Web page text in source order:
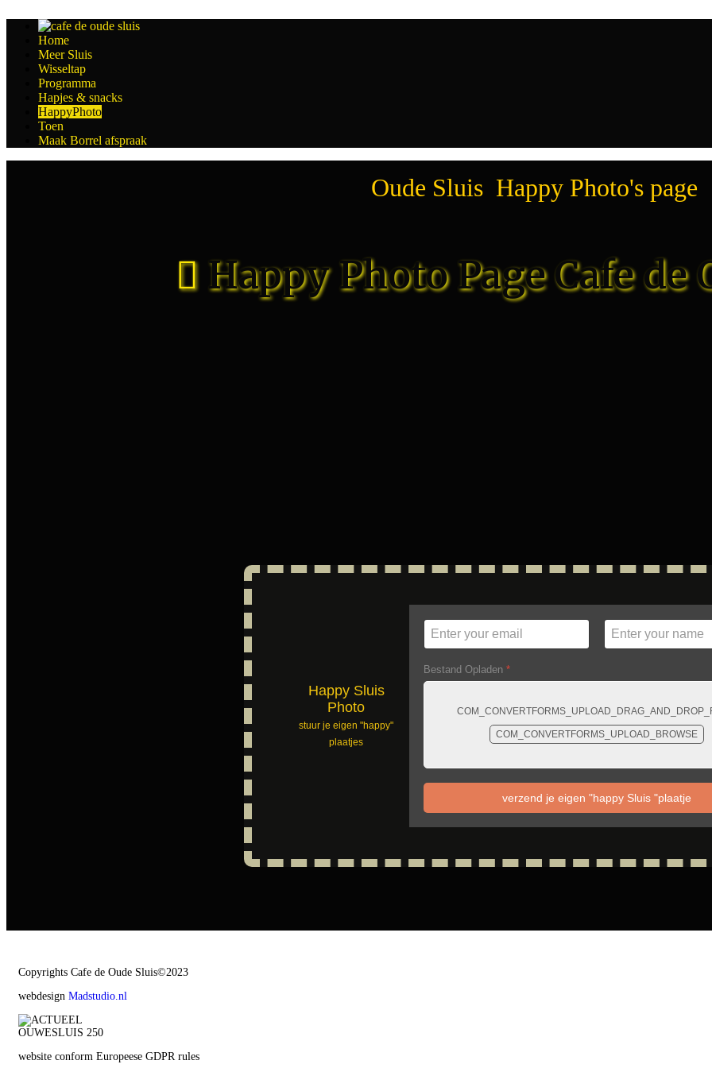
Home
Meer Sluis
Wisseltap
Programma
Hapjes & snacks
HappyPhoto
Toen
Maak Borrel afspraak
Oude Sluis Happy Photo's page
Happy Photo Page Cafe de
Happy Sluis
Photo
stuur je eigen "happy"
plaatjes
Bestand Opladen *
COM_CONVERTFORMS_UPLOAD_BROWSE
verzend je eigen "happy Sluis "plaatje
Copyrights Cafe de Oude Sluis©2023
webdesign Madstudio.nl
website conform Europeese GDPR rules